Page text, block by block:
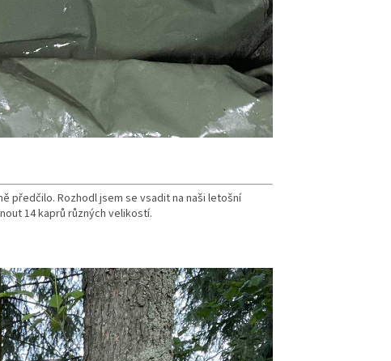
předčilo. Rozhodl jsem se vsadit na naši letošní
14 kaprů různých velikostí.